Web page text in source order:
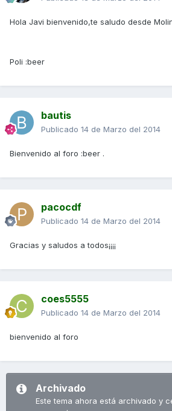
Hola Javi bienvenido,te saludo desde
Poli :beer
bautis
Publicado 14 de Marzo del 2014
Bienvenido al foro :beer .
pacocdf
Publicado 14 de Marzo del 2014
Gracias y saludos a todos¡¡¡¡
coes5555
Publicado 14 de Marzo del 2014
bienvenido al foro
Archivado
Este tema ahora está archivado y